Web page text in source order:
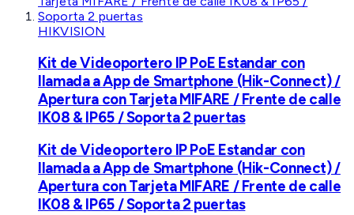
HIKVISION
Kit de Videoportero IP PoE Estandar con
llamada a App de Smartphone (Hik-Connect) /
Apertura con Tarjeta MIFARE / Frente de calle
IK08 & IP65 / Soporta 2 puertas
Kit de Videoportero IP PoE Estandar con
llamada a App de Smartphone (Hik-Connect) /
Apertura con Tarjeta MIFARE / Frente de calle
IK08 & IP65 / Soporta 2 puertas